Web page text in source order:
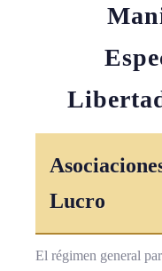
Lucro
El régimen general